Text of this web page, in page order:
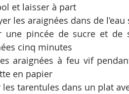
et laisser à part
les araignées dans de l’eau
une pincée de sucre et de
cinq minutes
araignées à feu vif
en papier
les tarentules dans un plat